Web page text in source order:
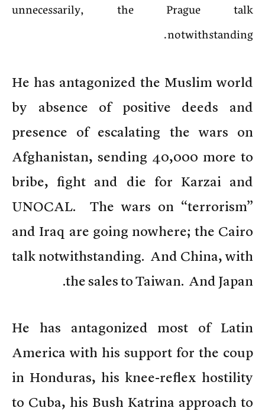
unnecessarily, the Prague talk
notwithstanding.
He has antagonized the Muslim world
by absence of positive deeds and
presence of escalating the wars on
Afghanistan, sending 40,000 more to
bribe, fight and die for Karzai and
UNOCAL. The wars on “terrorism”
and Iraq are going nowhere; the Cairo
talk notwithstanding. And China, with
the sales to Taiwan. And Japan.
He has antagonized most of Latin
America with his support for the coup
in Honduras, his knee-reflex hostility
to Cuba, his Bush Katrina approach to